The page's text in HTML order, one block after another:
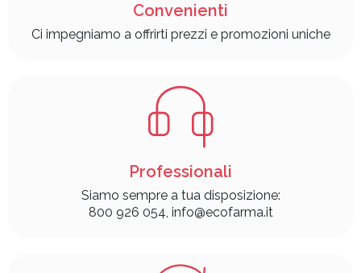
Convenienti
Ci impegniamo a offrirti prezzi e promozioni uniche
Professionali
Siamo sempre a tua disposizione:
800 926 054, info@ecofarma.it